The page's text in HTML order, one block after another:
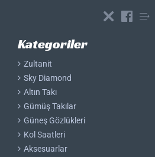
Kategoriler
Zultanit
Sky Diamond
Altın Takı
Gümüş Takılar
Güneş Gözlükleri
Kol Saatleri
Aksesuarlar